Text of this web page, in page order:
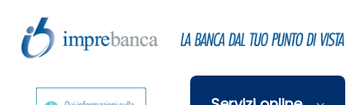
Skip to Main Content